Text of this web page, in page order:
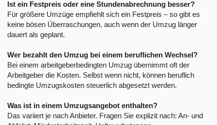
Ist ein Festpreis oder eine Stundenabrechnung besser?
Für größere Umzüge empfiehlt sich ein Festpreis – so gibt es
keine bösen Überraschungen, auch wenn der Umzug länger
dauert als geplant.
Wer bezahlt den Umzug bei einem beruflichen Wechsel?
Bei einem arbeitgeberbedingten Umzug übernimmt oft der
Arbeitgeber die Kosten. Selbst wenn nicht, können beruflich
bedingte Umzugskosten steuerlich abgesetzt werden.
Was ist in einem Umzugsangebot enthalten?
Das variiert je nach Anbieter. Fragen Sie explizit nach: An- und